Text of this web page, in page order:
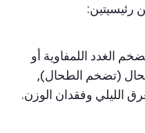
الغدد اللمفاوية أو
(تضخم الطحال),
وفقدان الوزن.